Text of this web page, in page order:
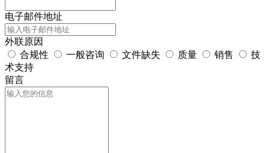
电子邮件地址
外联原因
合规性
一般咨询 文件缺失 质量 销售
技
术支持
留言